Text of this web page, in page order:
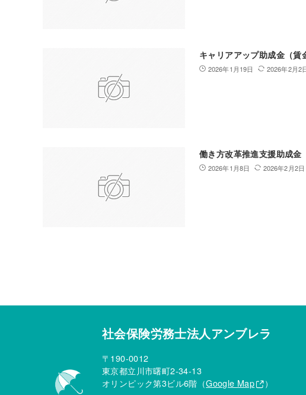
キャリアアップ助成金（賃
2026年1月19日 2026年2月2
働き方改革推進支援助成金
2026年1月8日 2026年2月2日
社会保険労務士法人アンブレラ
〒190-0012
東京都立川市曙町2-34-13
オリンピック第3ビル6階（Google Map ）